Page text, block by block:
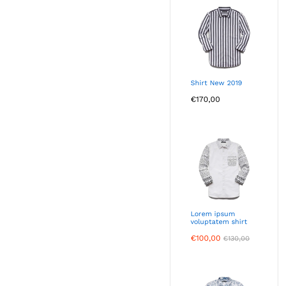
Shirt New 2019
€170,00
Lorem ipsum
voluptatem shirt
€100,00 €130,00